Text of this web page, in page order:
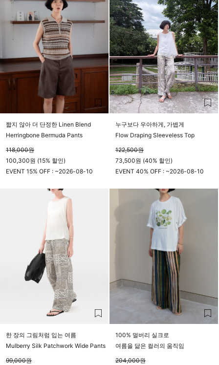
짧지 않아 더 단정한 Linen Blend
Herringbone Bermuda Pants
118,000원
100,300원 (15% 할인)
EVENT 15% OFF : ~2026-08-10
누구보다 우아하게, 가볍게
Flow Draping Sleeveless Top
122,500원
73,500원 (40% 할인)
EVENT 40% OFF : ~2026-08-10
한 장의 그림처럼 입는 여름
Mulberry Silk Patchwork Wide Pants
99,000원
100% 멀버리 실크로
여름을 닮은 컬러의 움직임
204,000원